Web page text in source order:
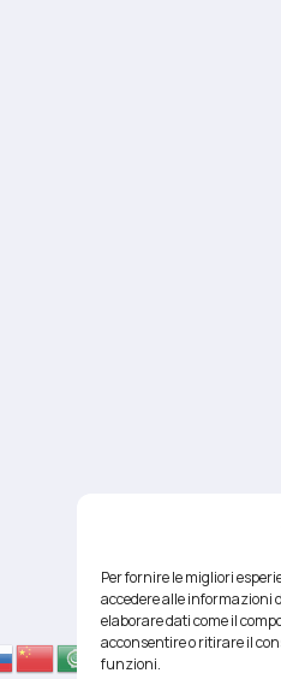
Per fornire le migliori
accedere alle informazioni
elaborare dati come il
acconsentire o ritirare il
funzioni.